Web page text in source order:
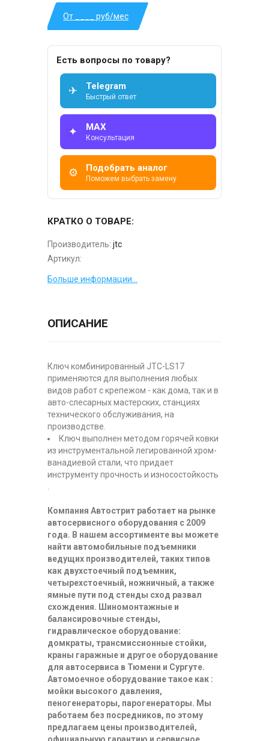
От ____ руб/мес
Есть вопросы по товару?
✈ Telegram
Быстрый ответ
✦ MAX
Консультация
⚙ Подобрать аналог
Поможем выбрать замену
КРАТКО О ТОВАРЕ:
Производитель: jtc
Артикул:
Больше информации...
ОПИСАНИЕ
Ключ комбинированный JTC-LS17
применяются для выполнения любых
видов работ с крепежом - как дома, так и в
авто-слесарных мастерских, станциях
технического обслуживания, на
производстве.
Ключ выполнен методом горячей ковки
из инструментальной легированной хром-
ванадиевой стали, что придает
инструменту прочность и износостойкость
Компания Автострит работает на рынке
автосервисного оборудования с 2009
года. В нашем ассортименте вы можете
найти автомобильные подъемники
ведущих производителей, таких типов
как двухстоечный подъемник,
четырехстоечный, ножничный, а также
ямные пути под стенды сход развал
схождения. Шиномонтажные и
балансировочные стенды,
гидравлическое оборудование:
домкраты, трансмиссионные стойки,
краны гаражные и другое оборудование
для автосервиса в Тюмени и Сургуте.
Автомоечное оборудование такое как :
мойки высокого давления,
пеногенераторы, парогенераторы. Мы
работаем без посредников, по этому
предлагаем цены производителей,